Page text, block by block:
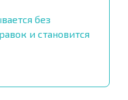
без
и становится